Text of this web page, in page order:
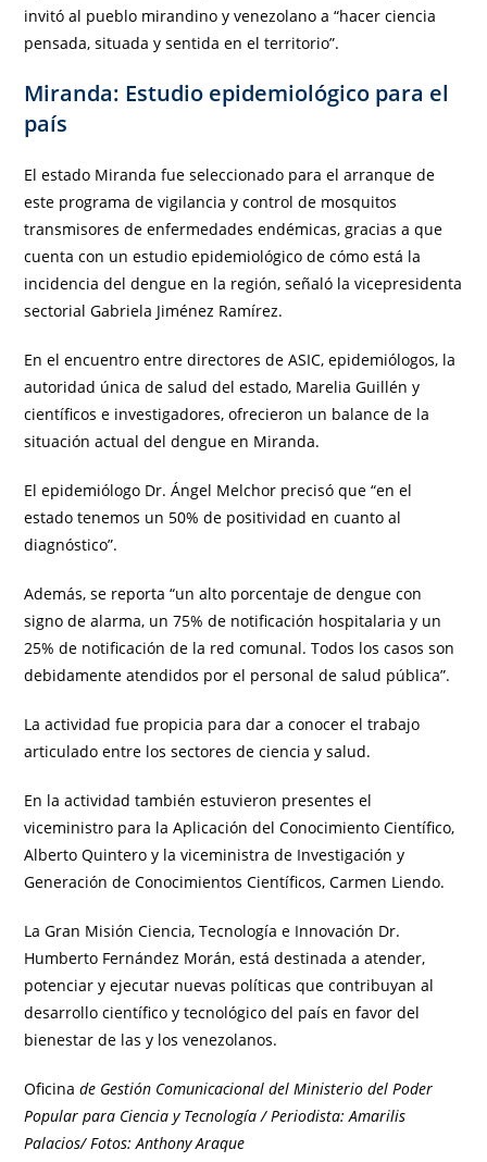
invitó al pueblo mirandino y venezolano a “hacer ciencia
pensada, situada y sentida en el territorio”.
Miranda: Estudio epidemiológico para el
país
El estado Miranda fue seleccionado para el arranque de
este programa de vigilancia y control de mosquitos
transmisores de enfermedades endémicas, gracias a que
cuenta con un estudio epidemiológico de cómo está la
incidencia del dengue en la región, señaló la vicepresidenta
sectorial Gabriela Jiménez Ramírez.
En el encuentro entre directores de ASIC, epidemiólogos, la
autoridad única de salud del estado, Marelia Guillén y
científicos e investigadores, ofrecieron un balance de la
situación actual del dengue en Miranda.
El epidemiólogo Dr. Ángel Melchor precisó que “en el
estado tenemos un 50% de positividad en cuanto al
diagnóstico”.
Además, se reporta “un alto porcentaje de dengue con
signo de alarma, un 75% de notificación hospitalaria y un
25% de notificación de la red comunal. Todos los casos son
debidamente atendidos por el personal de salud pública”.
La actividad fue propicia para dar a conocer el trabajo
articulado entre los sectores de ciencia y salud.
En la actividad también estuvieron presentes el
viceministro para la Aplicación del Conocimiento Científico,
Alberto Quintero y la viceministra de Investigación y
Generación de Conocimientos Científicos, Carmen Liendo.
La Gran Misión Ciencia, Tecnología e Innovación Dr.
Humberto Fernández Morán, está destinada a atender,
potenciar y ejecutar nuevas políticas que contribuyan al
desarrollo científico y tecnológico del país en favor del
bienestar de las y los venezolanos.
Oficina de Gestión Comunicacional del Ministerio del Poder
Popular para Ciencia y Tecnología / Periodista: Amarilis
Palacios/ Fotos: Anthony Araque